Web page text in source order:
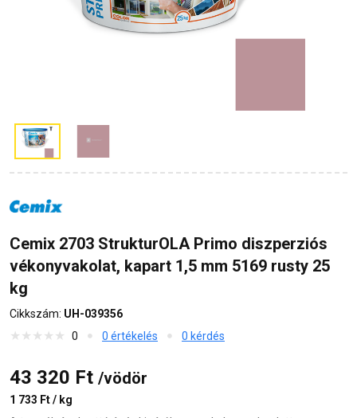
Cemix 2703 StrukturOLA Primo diszperziós
vékonyvakolat, kapart 1,5 mm 5169 rusty 25
kg
Cikkszám: UH-039356
0
0 értékelés 0 kérdés
43 320 Ft /vödör
1 733 Ft / kg